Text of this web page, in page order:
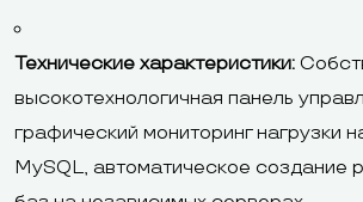
Технические характеристики:
высокотехнологичная панель
графический мониторинг нагрузки
MySQL, автоматическое создание